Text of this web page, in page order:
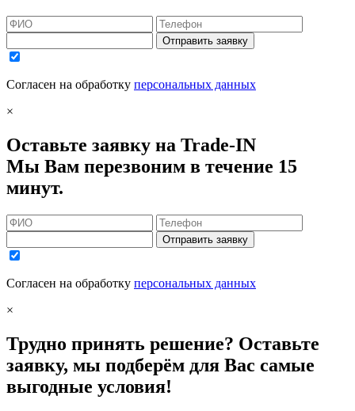
Отправить заявку
Согласен на обработку персональных данных
×
Оставьте заявку на Trade-IN
Мы Вам перезвоним в течение 15
минут.
Отправить заявку
Согласен на обработку персональных данных
×
Трудно принять решение? Оставьте
заявку, мы подберём для Вас самые
выгодные условия!